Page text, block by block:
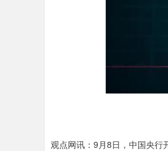
观点网讯：9月8日，中国央行